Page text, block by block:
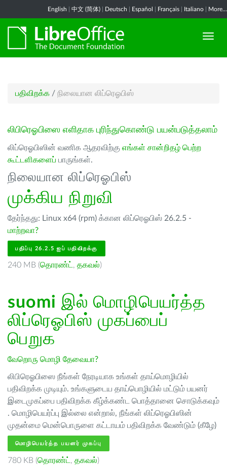
English 中文 (简体) Deutsch Español Français Italiano More...
பதிவிறக்க / நிலையான லிப்ரெஓபிஸ்
லிபிரெஓபிஸை எளிதாக புரிந்துகொண்டு பயன்படுத்தலாம்
லிப்ரெஓபிஸின் வணிக ஆதரவிற்கு எங்கள் சான்றிதழ் பெற்ற
கூட்டளிகளைப் பாருங்கள்.
நிலையான லிப்ரெஓபிஸ்
முக்கிய நிறுவி
தேர்ந்தது: Linux x64 (rpm) க்கான லிப்ரெஓபிஸ் 26.2.5 -
மாற்றவா?
பதிப்பு 26.2.5 ஐப் பதிவிறக்கு
240 MB (தொரண்ட் , தகவல்)
suomi இல் மொழிபெயர்த்த
லிப்ரெஓபிஸ் முகப்பைப்
பெறுக
வேறொரு மொழி தேவையா?
லிபிரெஓபிஸை நீங்கள் நேரடியாக உங்கள் தாய்மொழியில்
பதிவிறக்க முடியும். உங்களுடைய தாய்பொழியில் மட்டும் பயனர்
இடைமுகப்பை பதிவிறக்க கீழ்க்கண்ட பொத்தானை சொடுக்கவும்
. மொழிபெயர்ப்பு இல்லை என்றால், நீங்கள் லிப்ரெஓபிஸின்
முதன்மை மென்பொருளை கட்டாயம் பதிவிறக்க வேண்டும் (கீழே)
மொழிபெயர்த்த பயனர் முகப்பு
780 KB (தொரண்ட் , தகவல்)